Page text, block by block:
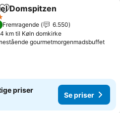
Føj til favoritter
Domspitzen
Fremragende
6.550
km til Køln domkirke
gourmetmorgenmadsbuffetSe
priser
Se priser